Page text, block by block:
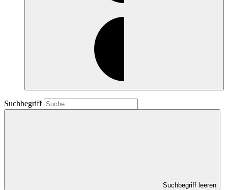
Suchbegriff
Suchbegriff leeren